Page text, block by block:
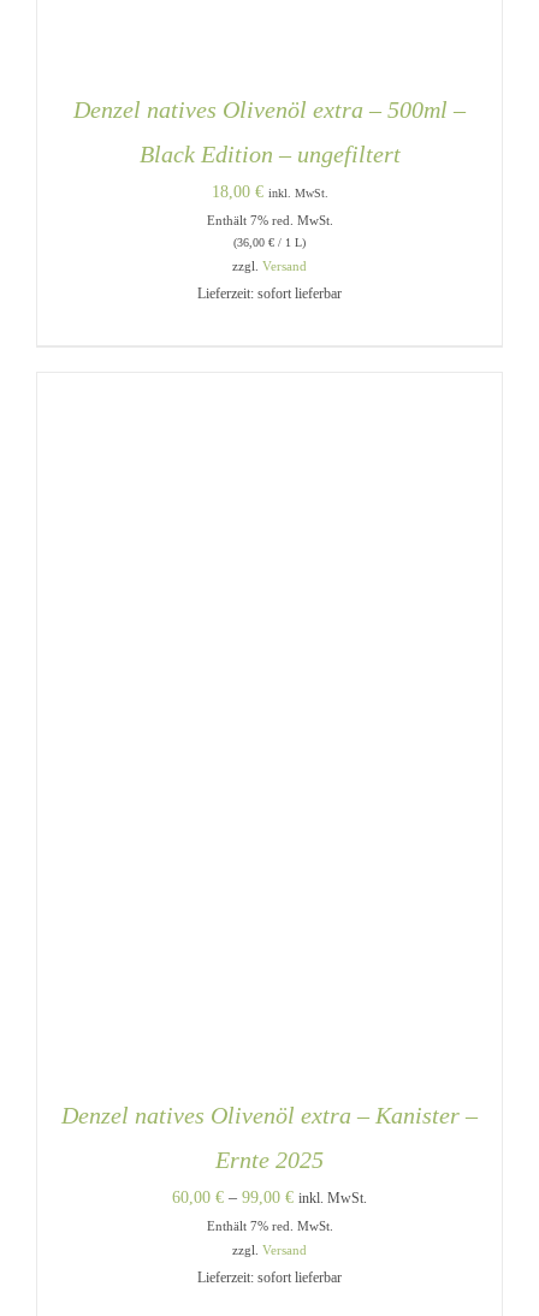
Denzel natives Olivenöl extra – 500ml –
Black Edition – ungefiltert
18,00 € inkl. MwSt.
Enthält 7% red. MwSt.
(36,00 € / 1 L)
zzgl. Versand
Lieferzeit: sofort lieferbar
Denzel natives Olivenöl extra – Kanister –
Ernte 2025
60,00 € – 99,00 €Preisspanne:
60,00 €
bis
inkl. MwSt.
Enthält 7% red. MwSt.
zzgl. Versand
Lieferzeit: sofort lieferbar